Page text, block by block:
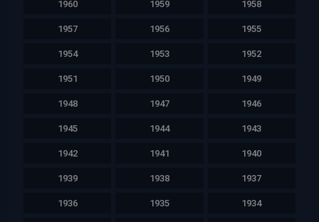
1960 1959 1958
1957 1956 1955
1954 1953 1952
1951 1950 1949
1948 1947 1946
1945 1944 1943
1942 1941 1940
1939 1938 1937
1936 1935 1934